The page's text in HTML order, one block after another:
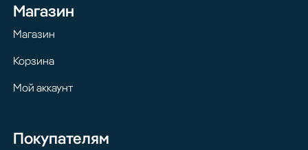
Магазин
Магазин
Корзина
Мой аккаунт
Покупателям